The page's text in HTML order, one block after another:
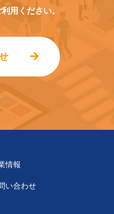
用ください。
情報
い合わせ